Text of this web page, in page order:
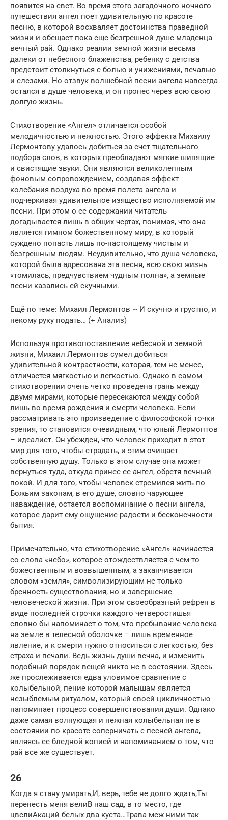
появится на свет. Во время этого загадочного ночного
путешествия ангел поет удивительную по красоте
песню, в которой восхваляет достоинства праведной
жизни и обещает пока еще безгрешной душе младенца
вечный рай. Однако реалии земной жизни весьма
далеки от небесного блаженства, ребенку с детства
предстоит столкнуться с болью и унижениями, печалью
и слезами. Но отзвук волшебной песни ангела навсегда
остался в душе человека, и он пронес через всю свою
долгую жизнь.
Стихотворение «Ангел» отличается особой
мелодичностью и нежностью. Этого эффекта Михаилу
Лермонтову удалось добиться за счет тщательного
подбора слов, в которых преобладают мягкие шипящие
и свистящие звуки. Они являются великолепным
фоновым сопровождением, создавая эффект
колебания воздуха во время полета ангела и
подчеркивая удивительное изящество исполняемой им
песни. При этом о ее содержании читатель
догадывается лишь в общих чертах, понимая, что она
является гимном божественному миру, в который
суждено попасть лишь по-настоящему чистым и
безгрешным людям. Неудивительно, что душа человека,
которой была адресована эта песня, всю свою жизнь
«томилась, предчувствием чудным полна», а земные
песни казались ей скучными.
Ещё по теме: Михаил Лермонтов ~ И скучно и грустно, и
некому руку подать… (+ Анализ)
Используя противопоставление небесной и земной
жизни, Михаил Лермонтов сумел добиться
удивительной контрастности, которая, тем не менее,
отличается мягкостью и легкостью. Однако в самом
стихотворении очень четко проведена грань между
двумя мирами, которые пересекаются между собой
лишь во время рождения и смерти человека. Если
рассматривать это произведение с философской точки
зрения, то становится очевидным, что юный Лермонтов
– идеалист. Он убежден, что человек приходит в этот
мир для того, чтобы страдать, и этим очищает
собственную душу. Только в этом случае она может
вернуться туда, откуда принес ее ангел, обретя вечный
покой. И для того, чтобы человек стремился жить по
Божьим законам, в его душе, словно чарующее
наваждение, остается воспоминание о песни ангела,
которое дарит ему ощущение радости и бесконечности
бытия.
Примечательно, что стихотворение «Ангел» начинается
со слова «небо», которое отождествляется с чем-то
божественным и возвышенным, а заканчивается
словом «земля», символизирующим не только
бренность существования, но и завершение
человеческой жизни. При этом своеобразный рефрен в
виде последней строчки каждого четверостишья
словно бы напоминает о том, что пребывание человека
на земле в телесной оболочке – лишь временное
явление, и к смерти нужно относиться с легкостью, без
страха и печали. Ведь жизнь души вечна, и изменить
подобный порядок вещей никто не в состоянии. Здесь
же прослеживается едва уловимое сравнение с
колыбельной, пение которой малышам является
незыблемым ритуалом, который своей цикличностью
напоминает процесс совершенствования души. Однако
даже самая волнующая и нежная колыбельная не в
состоянии по красоте соперничать с песней ангела,
являясь ее бледной копией и напоминанием о том, что
рай все же существует.
26
Когда я стану умирать,И, верь, тебе не долго ждать,Ты
перенесть меня велиВ наш сад, в то место, где
цвелиАкаций белых два куста…Трава меж ними так